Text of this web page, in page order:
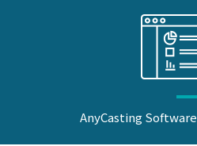
AnyCasting Software